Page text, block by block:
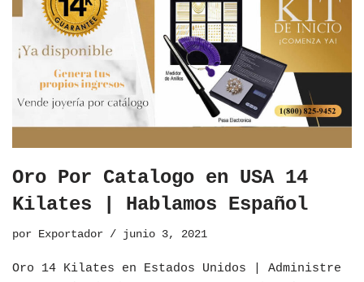
Oro Por Catalogo en USA 14
Kilates | Hablamos Español
por Exportador junio 3, 2021
Oro 14 Kilates en Estados Unidos | Administre